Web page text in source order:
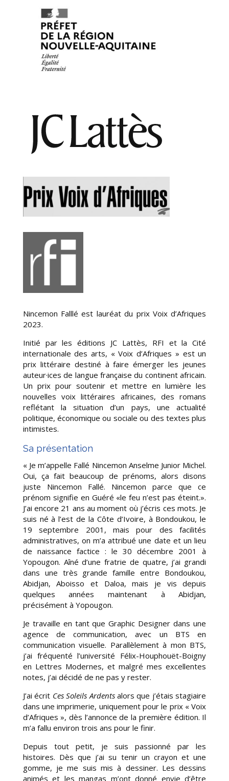
Nincemon Falllé est lauréatdu prix Voix d’Afriques
2023.
Initié par les éditions JC Lattès, RFI et la Cité
internationale des arts, « Voix d’Afriques » est un
prix littéraire destiné à faire émerger les jeunes
auteur·ices de langue française du continent africain.
Un prix pour soutenir et mettre en lumière les
nouvelles voix littéraires africaines, des romans
reflétant la situation d’un pays, une actualité
politique, économique ou sociale ou des textes plus
intimistes.
Sa présentation
« Je m’appelle Fallé Nincemon Anselme Junior Michel.
Oui, ça fait beaucoup de prénoms, alors disons
juste Nincemon Fallé. Nincemon parce que ce
prénom signifie en Guéré «le feu n’est pas éteint.».
J’ai encore 21 ans au moment où j’écris ces mots. Je
suis né à l’est de la Côte d’Ivoire, à Bondoukou, le
19 septembre 2001, mais pour des facilités
administratives, on m’a attribué une date et un lieu
de naissance factice : le 30 décembre 2001 à
Yopougon. Aîné d’une fratrie de quatre, j’ai grandi
dans une très grande famille entre Bondoukou,
Abidjan, Aboisso et Daloa, mais je vis depuis
quelques années maintenant à Abidjan,
précisément à Yopougon.
Je travaille en tant que Graphic Designer dans une
agence de communication, avec un BTS en
communication visuelle. Parallèlement à mon BTS,
j’ai fréquenté l’université Félix-Houphouët-Boigny
en Lettres Modernes, et malgré mes excellentes
notes, j’ai décidé de ne pas y rester.
J’ai écrit Ces Soleils Ardentsalors que j’étais stagiaire
dans une imprimerie, uniquement pour le prix « Voix
d’Afriques », dès l’annonce de la première édition. Il
m’a fallu environ trois ans pour le finir.
Depuis tout petit, je suis passionné par les
histoires. Dès que j’ai su tenir un crayon et une
gomme, je me suis mis à dessiner. Les dessins
animés et les mangas m’ont donné envie d’être